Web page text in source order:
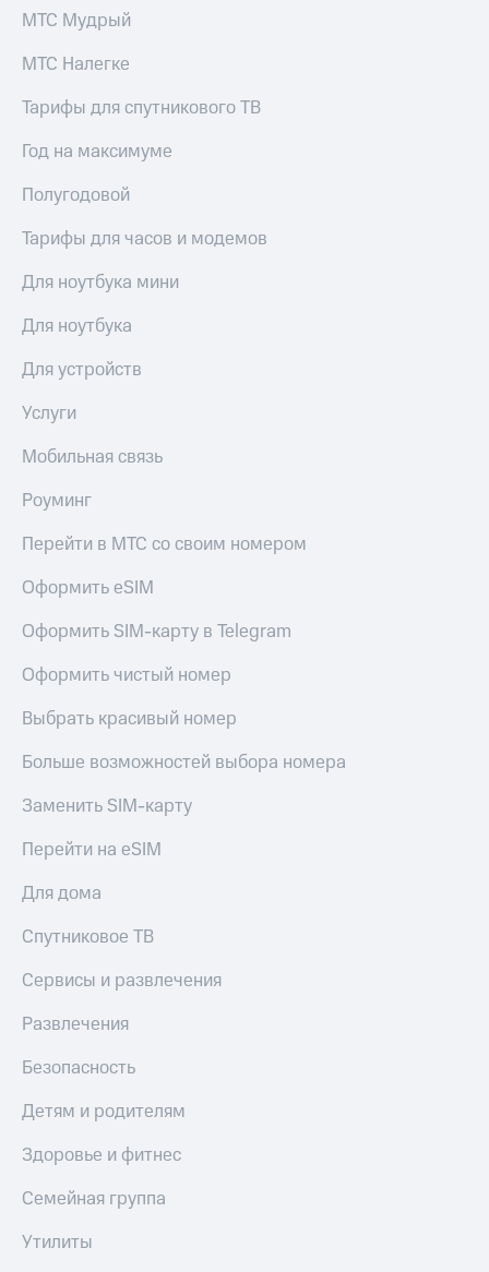
ПАО
"МТС"
Собрания
акционеров
кабинет
Акционерный
Контроль
аудит
акций
Описание
приобретения
Дивиденды
Рынок
Описание
Еврооблигации-2023
о
именных
Другое
Регистратор
Контакты
деловая этика
МТС Мудрый
МТС Налегке
Тарифы для спутникового ТВ
Год на максимуме
Полугодовой
Тарифы для часов и модемов
Для ноутбука мини
Для ноутбука
Для устройств
Услуги
Мобильная связь
Роуминг
Перейти в МТС со своим номером
Оформить eSIM
Оформить SIM-карту в Telegram
Оформить чистый номер
Выбрать красивый номер
Больше возможностей выбора номера
Заменить SIM-карту
Перейти на eSIM
Для дома
Спутниковое ТВ
Сервисы и развлечения
Развлечения
Безопасность
Детям и родителям
Здоровье и фитнес
Семейная группа
Утилиты